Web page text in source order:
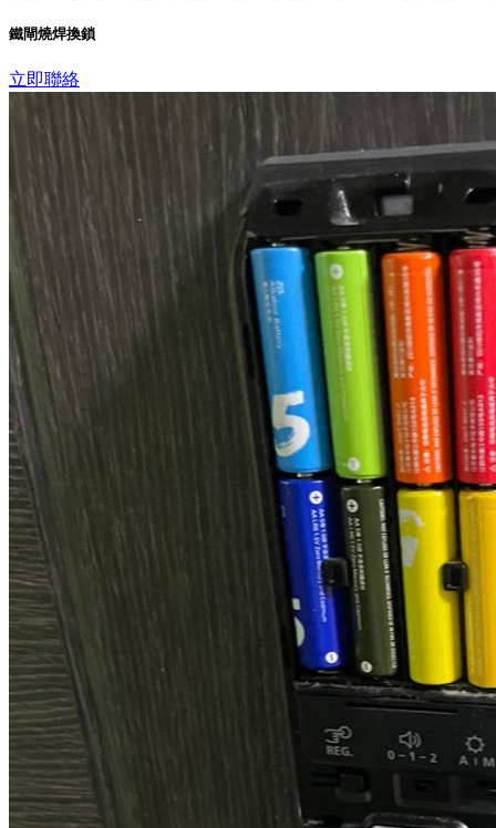
鐵閘燒焊換鎖
立即聯絡